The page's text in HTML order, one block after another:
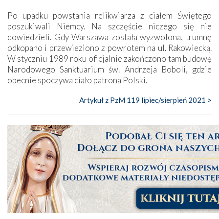
Po upadku powstania relikwiarza z ciałem Świętego
poszukiwali Niemcy. Na szczęście niczego się nie
dowiedzieli. Gdy Warszawa została wyzwolona, trumnę
odkopano i przewieziono z powrotem na ul. Rakowiecką.
W styczniu 1989 roku oficjalnie zakończono tam budowę
Narodowego Sanktuarium św. Andrzeja Boboli, gdzie
obecnie spoczywa ciało patrona Polski.
Artykuł z PzM 119 lipiec/sierpień 2021 >